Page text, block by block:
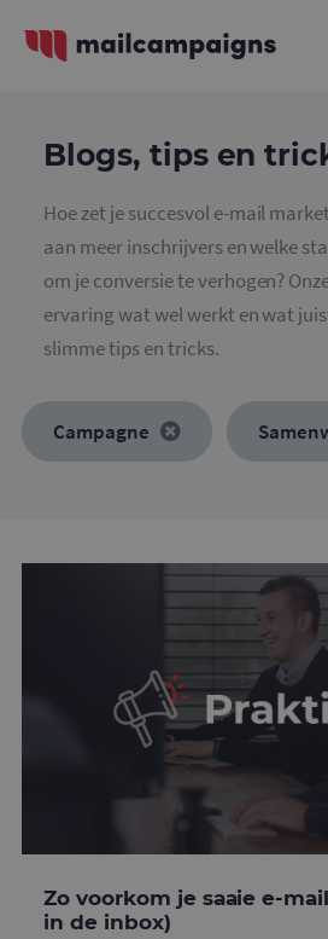
Blogs, tips en
Hoe zet je succesvol e-mail
aan meer inschrijvers en welke
om je conversie te verhogen?
ervaring wat wel werkt en wat
slimme tips en tricks.
Campagne
Zo voorkom je saaie e-
in de inbox)